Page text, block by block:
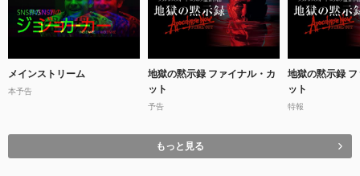
メインストリーム
本予告
地獄の黙示録 ファイナル・カ
ット
予告
地獄の黙示録
ット
特報
もっと見る